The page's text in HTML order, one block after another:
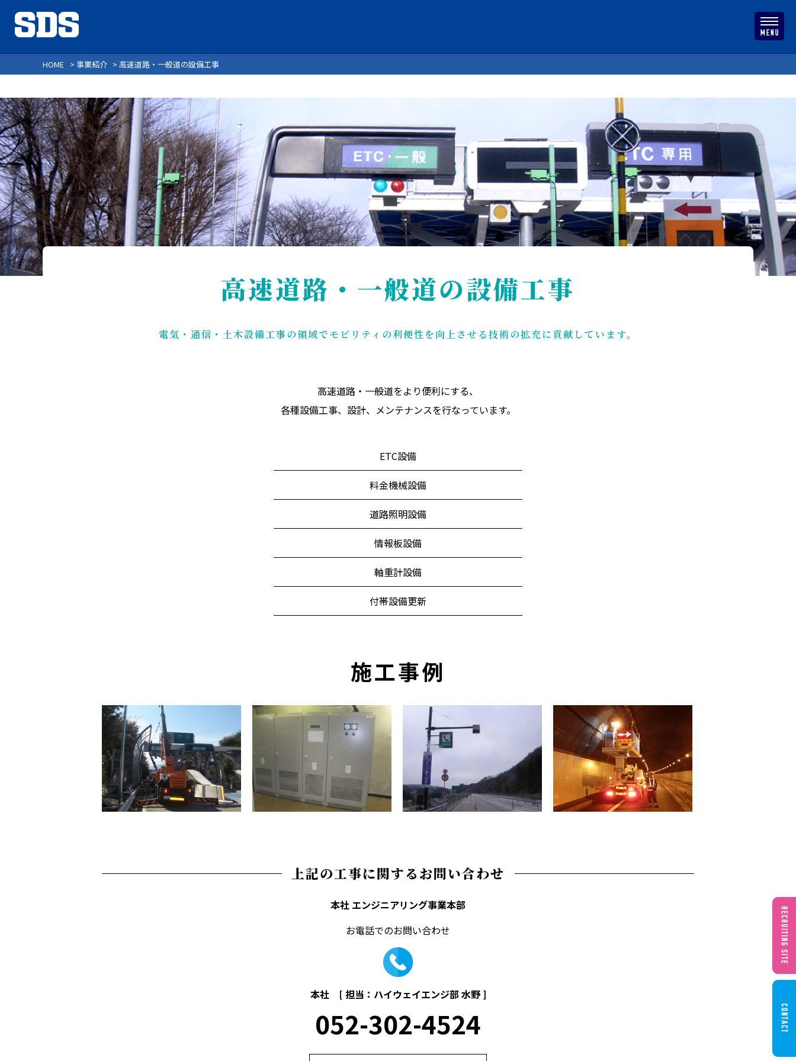
HOME > 事業紹介 > 高速道路・一般道の設備工事
高速道路・一般道の設備工事
電気・通信・土木設備工事の領域でモビリティの利便性を向上させる技術の拡充に貢献しています。
高速道路・一般道をより便利にする、
各種設備工事、設計、メンテナンスを行なっています。
ETC設備
料金機械設備
道路照明設備
情報板設備
軸重計設備
付帯設備更新
施工事例
上記の工事に関するお問い合わせ
本社 エンジニアリング事業本部
お電話でのお問い合わせ
本社 [ 担当：ハイウェイエンジ部 水野 ]
052-302-4524